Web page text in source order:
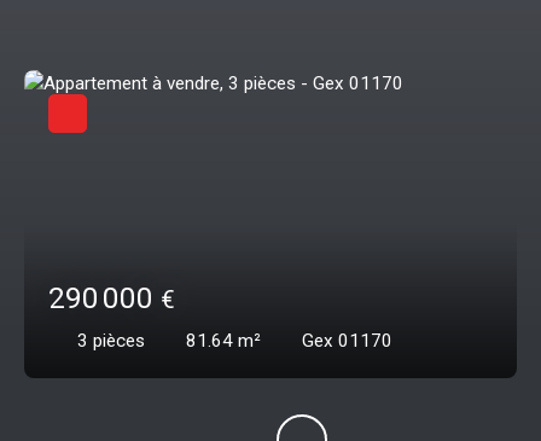
290 000 €
3 pièces 81.64 m² Gex 01170